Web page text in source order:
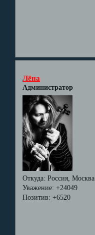
Лёна
Администратор
Откуда: Россия, Москва
Уважение: +24049
Позитив: +6520